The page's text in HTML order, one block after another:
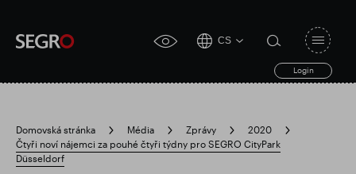
accessibility
CS
Login
search
form
Search
for
toggle
Domovská stránka Média Zprávy
2020
Čtyři noví nájemci za pouhé čtyři týdny pro SEGRO CityPark
Düsseldorf